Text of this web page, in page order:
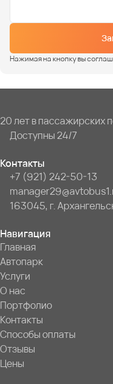
Нажимая на кнопку вы
20 лет в пассажирских
Доступны 24/7
Контакты
+7 (921) 242-50-13
163045, г.
Навигация
Главная
Автопарк
Услуги
О нас
Портфолио
Контакты
Способы оплаты
Отзывы
Цены